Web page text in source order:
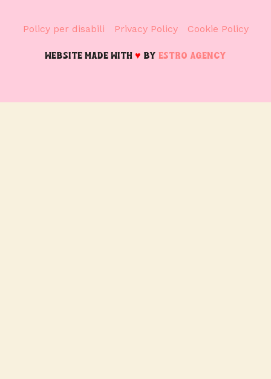
Policy per disabili Privacy Policy Cookie Policy
WEBSITE MADE WITH ♥ BY ESTRO AGENCY